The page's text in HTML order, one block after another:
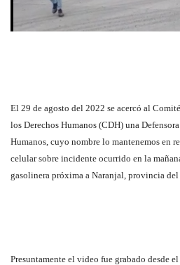
El 29 de agosto del 2022 se acercó al
los Derechos Humanos (CDH) una
Humanos, cuyo nombre lo mantenemos en
celular sobre incidente ocurrido en la
gasolinera próxima a Naranjal, provincia del
Presuntamente el video fue grabado desde